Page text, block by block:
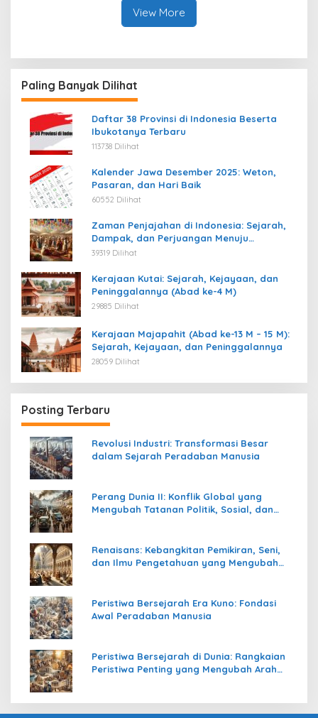
View More
Paling Banyak Dilihat
Daftar 38 Provinsi di Indonesia Beserta
Ibukotanya Terbaru
113738 Dilihat
Kalender Jawa Desember 2025: Weton,
Pasaran, dan Hari Baik
60552 Dilihat
Zaman Penjajahan di Indonesia: Sejarah,
Dampak, dan Perjuangan Menuju
Kemerdekaan
39319 Dilihat
Kerajaan Kutai: Sejarah, Kejayaan, dan
Peninggalannya (Abad ke-4 M)
29885 Dilihat
Kerajaan Majapahit (Abad ke-13 M – 15 M):
Sejarah, Kejayaan, dan Peninggalannya
28059 Dilihat
Posting Terbaru
Revolusi Industri: Transformasi Besar
dalam Sejarah Peradaban Manusia
Perang Dunia II: Konflik Global yang
Mengubah Tatanan Politik, Sosial, dan
Renaisans: Kebangkitan Pemikiran, Seni,
dan Ilmu Pengetahuan yang Mengubah
Peristiwa Bersejarah Era Kuno: Fondasi
Awal Peradaban Manusia
Peristiwa Bersejarah di Dunia: Rangkaian
Peristiwa Penting yang Mengubah Arah